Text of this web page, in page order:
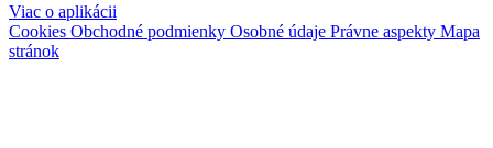
Viac o aplikácii
Cookies Obchodné podmienky Osobné údaje Právne aspekty Mapa
stránok